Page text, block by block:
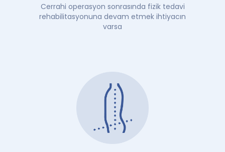
Cerrahi operasyon sonrasında fizik tedavi
rehabilitasyonuna devam etmek ihtiyacın
varsa